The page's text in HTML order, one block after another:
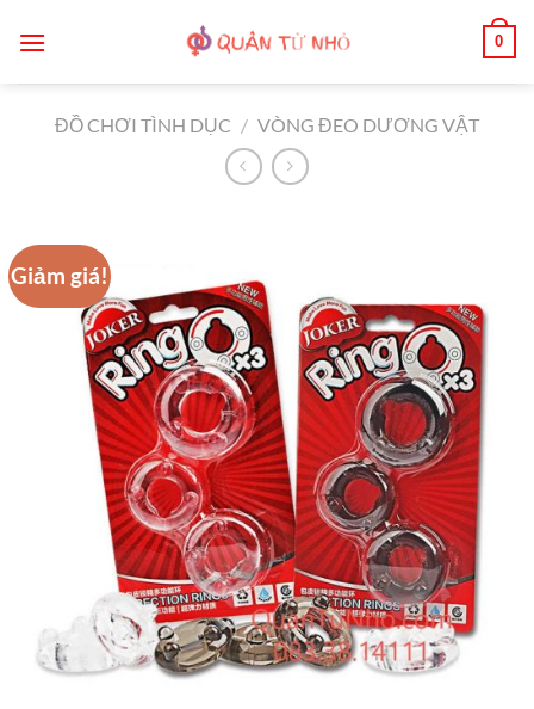
qua
0
ĐỒ CHƠI TÌNH DỤC / VÒNG ĐEO DƯƠNG VẬT
Giảm giá!